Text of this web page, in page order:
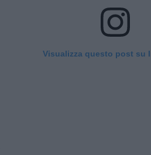
Visualizza questo post su